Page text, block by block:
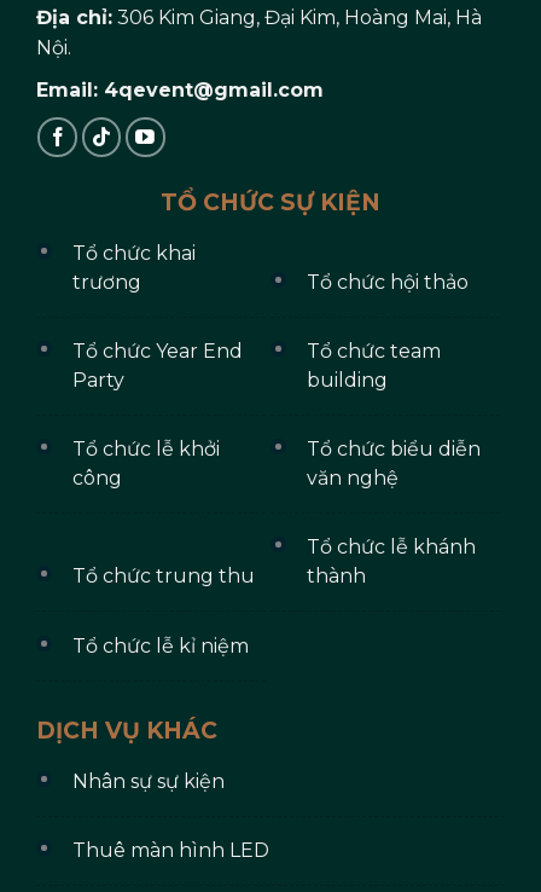
Địa chỉ:306 Kim Giang, Đại Kim, Hoàng Mai, Hà
Nội.
Email: 4qevent@gmail.com
TỔ CHỨC SỰ KIỆN
Tổ chức khai
trương
Tổ chức hội thảo
Tổ chức Year End
Party
Tổ chức team
building
Tổ chức lễ khởi
công
Tổ chức biểu diễn
văn nghệ
Tổ chức trung thu
Tổ chức lễ khánh
thành
Tổ chức lễ kỉ niệm
DỊCH VỤ KHÁC
Nhân sự sự kiện
Thuê màn hình LED